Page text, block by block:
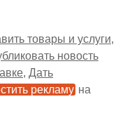
товары и услуги
новость
Дать
рекламу на